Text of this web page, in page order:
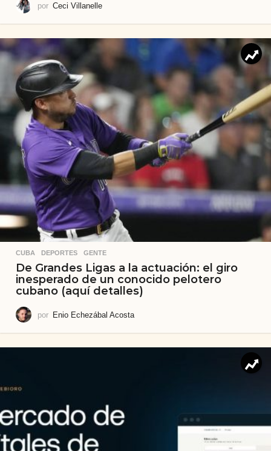
por Ceci Villanelle
CUBA ,DEPORTES ,GENTE
De Grandes Ligas a la actuación: el giro
inesperado de un conocido pelotero
cubano (aquí detalles)
por Enio Echezábal Acosta